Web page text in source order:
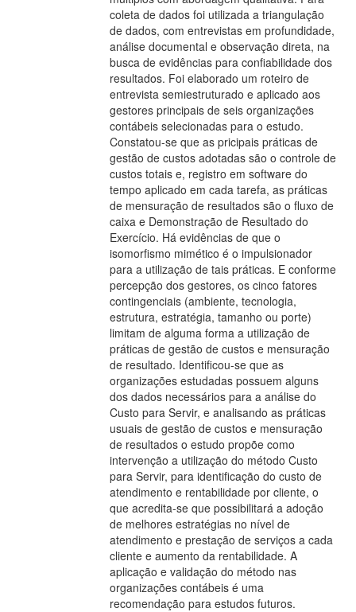
coleta de dados foi utilizada a triangulação
de dados, com entrevistas em profundidade,
análise documental e observação direta, na
busca de evidências para confiabilidade dos
resultados. Foi elaborado um roteiro de
entrevista semiestruturado e aplicado aos
gestores principais de seis organizações
contábeis selecionadas para o estudo.
Constatou-se que as pricipais práticas de
gestão de custos adotadas são o controle de
custos totais e, registro em software do
tempo aplicado em cada tarefa, as práticas
de mensuração de resultados são o fluxo de
caixa e Demonstração de Resultado do
Exercício. Há evidências de que o
isomorfismo mimético é o impulsionador
para a utilização de tais práticas. E conforme
percepção dos gestores, os cinco fatores
contingenciais (ambiente, tecnologia,
estrutura, estratégia, tamanho ou porte)
limitam de alguma forma a utilização de
práticas de gestão de custos e mensuração
de resultado. Identificou-se que as
organizações estudadas possuem alguns
dos dados necessários para a análise do
Custo para Servir, e analisando as práticas
usuais de gestão de custos e mensuração
de resultados o estudo propõe como
intervenção a utilização do método Custo
para Servir, para identificação do custo de
atendimento e rentabilidade por cliente, o
que acredita-se que possibilitará a adoção
de melhores estratégias no nível de
atendimento e prestação de serviços a cada
cliente e aumento da rentabilidade. A
aplicação e validação do método nas
organizações contábeis é uma
recomendação para estudos futuros.